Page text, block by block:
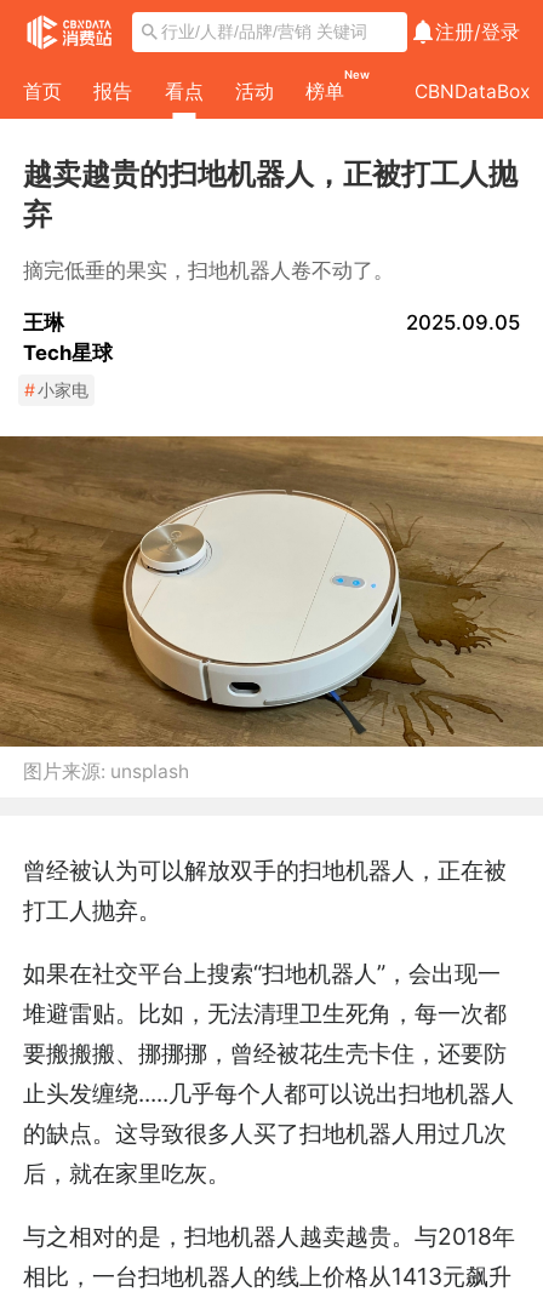
注册/登录
首页 报告 看点 活动 榜单
New
CBNDataBox
越卖越贵的扫地机器人，正被打工人抛
弃
摘完低垂的果实，扫地机器人卷不动了。
王琳
Tech星球
2025.09.05
#小家电
图片来源: unsplash
曾经被认为可以解放双手的扫地机器人，正在被
打工人抛弃。
如果在社交平台上搜索“扫地机器人”，会出现一
堆避雷贴。比如，无法清理卫生死角，每一次都
要搬搬搬、挪挪挪，曾经被花生壳卡住，还要防
止头发缠绕.....几乎每个人都可以说出扫地机器人
的缺点。这导致很多人买了扫地机器人用过几次
后，就在家里吃灰。
与之相对的是，扫地机器人越卖越贵。与2018年
相比，一台扫地机器人的线上价格从1413元飙升